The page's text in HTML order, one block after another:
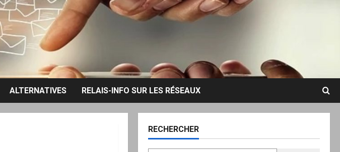
ALTERNATIVES RELAIS-INFO SUR LES RÉSEAUX
RECHERCHER